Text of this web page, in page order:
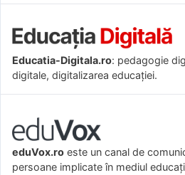
Educatia-Digitala.ro: pedagogie
digitale, digitalizarea educației.
eduVox.ro este un canal de
persoane implicate în mediul